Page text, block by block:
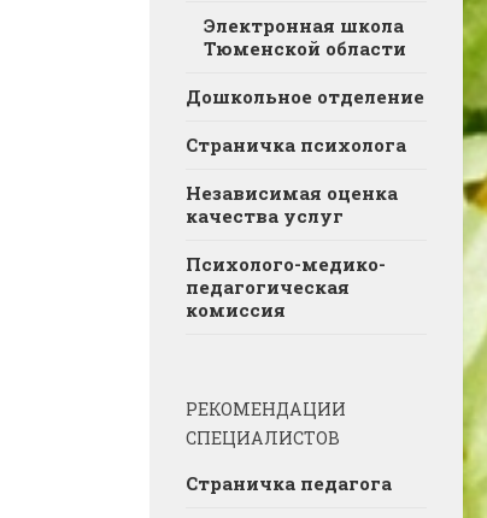
Электронная школа
Тюменской области
Дошкольное отделение
Страничка психолога
Независимая оценка
качества услуг
Психолого-медико-
педагогическая
комиссия
РЕКОМЕНДАЦИИ
СПЕЦИАЛИСТОВ
Страничка педагога